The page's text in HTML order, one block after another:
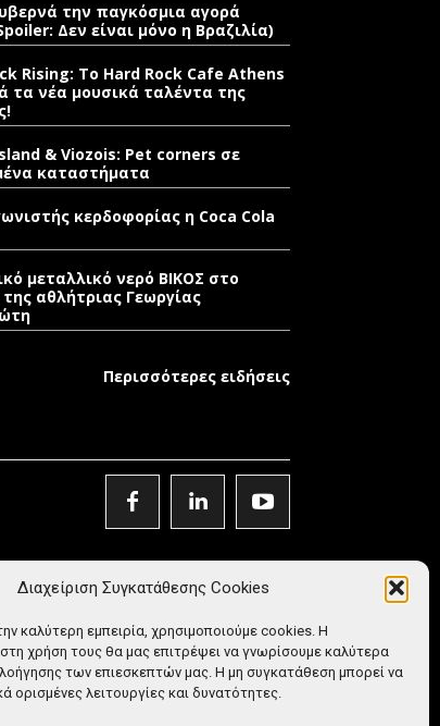
Διαχείριση Συγκατάθεσης Cookies
καλύτερη εμπειρία, χρησιμοποιούμε cookies. Η
χρήση τους θα μας επιτρέψει να γνωρίσουμε καλύτερα
των επιεσκεπτών μας. Η μη συγκατάθεση μπορεί να
ορισμένες λειτουργίες και δυνατότητες.
την παγκόσμια αγορά
Δεν είναι μόνο η Βραζιλία)
Rising: Το Hard Rock Cafe Athens
τα νέα μουσικά ταλέντα της
& Viozois: Pet corners σε
καταστήματα
κερδοφορίας η Coca Cola
μεταλλικό νερό ΒΙΚΟΣ στο
αθλήτριας Γεωργίας
Περισσότερες ειδήσεις